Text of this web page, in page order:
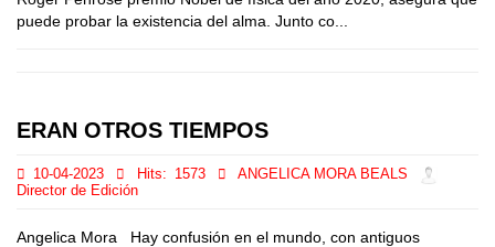
puede probar la existencia del alma. Junto co...
ERAN OTROS TIEMPOS
10-04-2023 Hits: 1573
ANGELICA MORA BEALS
Director de Edición
Angelica Mora Hay confusión en el mundo, con antiguos